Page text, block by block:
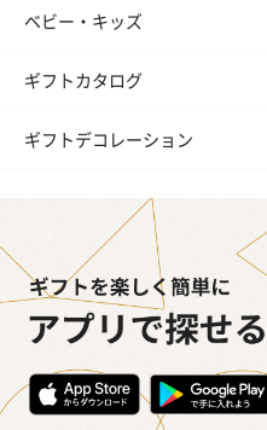
ベビー・キッズ
ギフトカタログ
ギフトデコレーション